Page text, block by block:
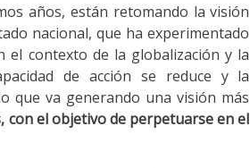
años, están retomando la visión
nacional, que ha experimentado
el contexto de la globalización y la
de acción se reduce y la
que va generando una visión más
el objetivo de perpetuarse en el